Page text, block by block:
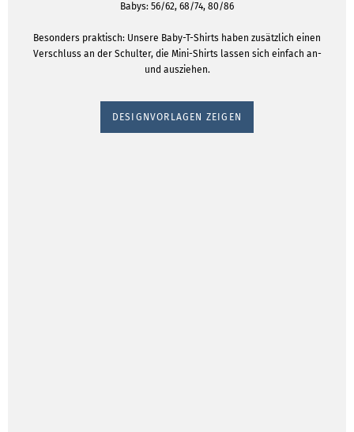
Babys: 56/62, 68/74, 80/86
Besonders praktisch: Unsere Baby-T-Shirts haben zusätzlich einen
Verschluss an der Schulter, die Mini-Shirts lassen sich einfach an-
und ausziehen.
DESIGNVORLAGEN ZEIGEN